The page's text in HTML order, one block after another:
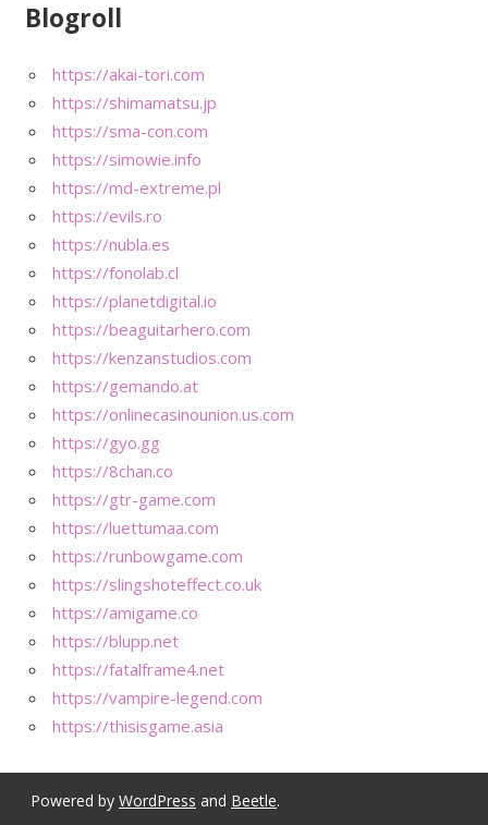
Blogroll
https://akai-tori.com
https://shimamatsu.jp
https://sma-con.com
https://simowie.info
https://md-extreme.pl
https://evils.ro
https://nubla.es
https://fonolab.cl
https://planetdigital.io
https://beaguitarhero.com
https://kenzanstudios.com
https://gemando.at
https://onlinecasinounion.us.com
https://gyo.gg
https://8chan.co
https://gtr-game.com
https://luettumaa.com
https://runbowgame.com
https://slingshoteffect.co.uk
https://amigame.co
https://blupp.net
https://fatalframe4.net
https://vampire-legend.com
https://thisisgame.asia
Powered by WordPress and Beetle.